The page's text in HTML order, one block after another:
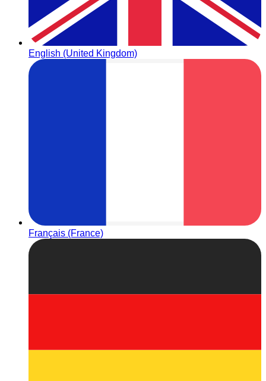
English (United Kingdom)
Français (France)